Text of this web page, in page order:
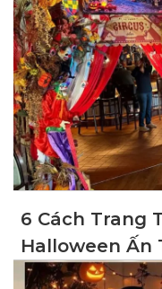
6 Cách Trang
Halloween Ấn
Hàng